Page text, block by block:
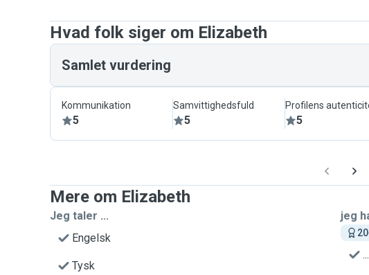
Hvad folk siger om Elizabeth
Samlet vurdering
Kommunikation
5
Samvittighedsfuld
5
Profilens
5
Mere om Elizabeth
Jeg taler ...
Engelsk
Tysk
jeg